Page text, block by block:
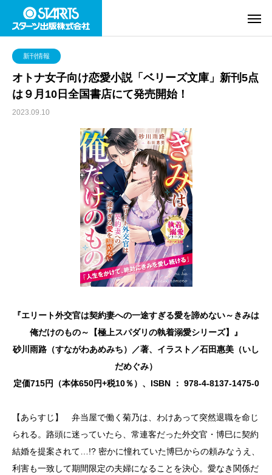
新刊情報
オトナ女子向け恋愛小説「ベリーズ文庫」新刊5点
は９月10日全国書店にて発売開始！
2023.09.10
『エリート外交官は契約妻への一途すぎる愛を諦めない～きみは
俺だけのもの～【極上スパダリの執着溺愛シリーズ】』
砂川雨路（すながわあめみち）／著、イラスト／石田惠美（いし
だめぐみ）
定価715円（本体650円+税10％）、ISBN ： 978-4-8137-1475-0
【あらすじ】 弁当屋で働く菊乃は、わけあって突然退職を命じ
られる。路頭に迷っていたら、常連客だった外交官・博巳に契約
結婚を提案されて…!? 密かに憧れていた博巳からの頼みなうえ、
利害も一致して期間限定の夫婦になることを決心。愛なき関係だ